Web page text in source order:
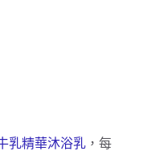
乳精華沐浴乳 ，每